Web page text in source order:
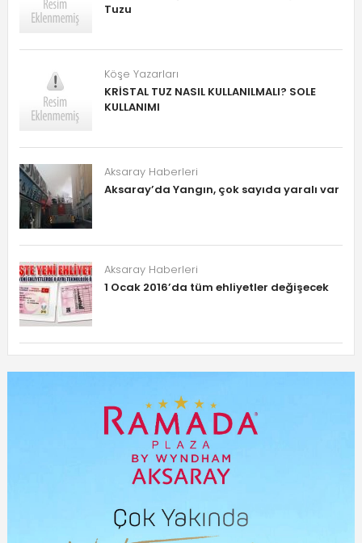
Tuzu
Köşe Yazarları
KRİSTAL TUZ NASIL KULLANILMALI? SOLE
KULLANIMI
Aksaray Haberleri
Aksaray’da Yangın, çok sayıda yaralı var
Aksaray Haberleri
1 Ocak 2016’da tüm ehliyetler değişecek